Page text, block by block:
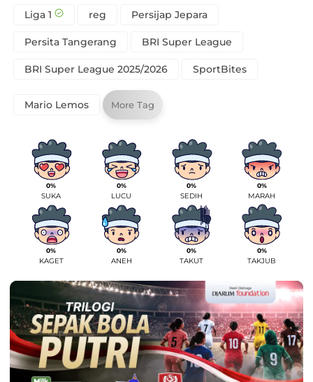
Liga 1 reg Persijap Jepara
Persita Tangerang BRI Super League
BRI Super League 2025/2026 SportBites
Mario Lemos More Tag
0%
SUKA
0%
LUCU
0%
SEDIH
0%
MARAH
0%
KAGET
0%
ANEH
0%
TAKUT
0%
TAKJUB